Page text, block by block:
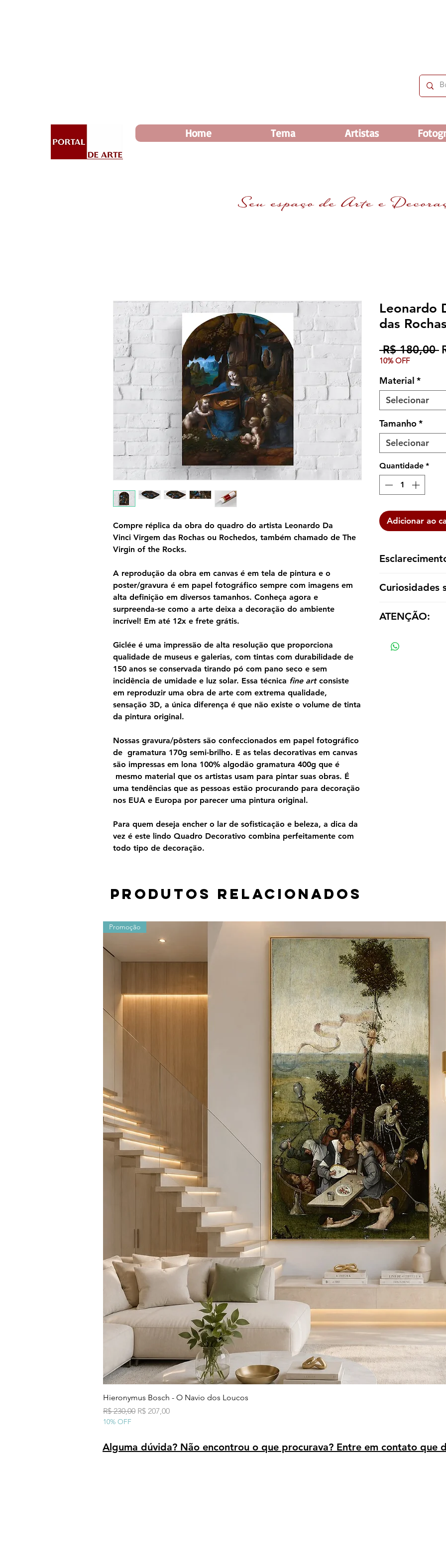
Home Tema Artistas
Compre réplica da obra do quadro do artista Leonardo Da
Vinci Virgem das Rochas ou Rochedos, também chamado de The
Virgin of the Rocks.
A reprodução da obra em canvas é em tela de pintura e o
poster/gravura é em papel fotográfico sempre com imagens em
alta definição em diversos tamanhos. Conheça agora e
surpreenda-se como a arte deixa a decoração do ambiente
incrível! Em até 12x e frete grátis.
Giclée é uma impressão de alta resolução que proporciona
qualidade de museus e galerias, com tintas com durabilidade de
150 anos se conservada tirando pó com pano seco e sem
incidência de umidade e luz solar. Essa técnica fine artconsiste
em reproduzir uma obra de arte com extrema qualidade,
sensação 3D, a única diferença é que não existe o volume de tinta
da pintura original.
Nossas gravura/pôsters são confeccionados em papel fotográfico
de gramatura 170g semi-brilho. E as telas decorativas em canvas
são impressas em lona 100% algodão gramatura 400g que é
mesmo material que os artistas usam para pintar suas obras. É
uma tendências que as pessoas estão procurando para decoração
nos EUA e Europa por parecer uma pintura original.
Para quem deseja encher o lar de sofisticação e beleza, a dica da
vez é este lindo Quadro Decorativo combina perfeitamente com
todo tipo de decoração.
Leonardo
das Rochas
R$ 180,00
10% OFF
Material *
Selecionar
Tamanho*
Selecionar
Quantidade *
Adicionar ao
dentro de um tubo
Curiosidades
para designar um
Vinci. Estas
ATENÇÃO:
tamanho e material
Os valores sofrem alterações devido ao material e tamanho
Produtos relacionados
Promoção
Hieronymus Bosch - O Navio dos Loucos
Preço normal
R$ 230,00 Preço promocional
R$ 207,00
10% OFF
Alguma dúvida? Não encontrou o que procurava? Entre em contato que